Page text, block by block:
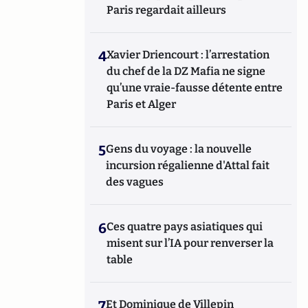
Paris regardait ailleurs
4Xavier Driencourt : l’arrestation
du chef de la DZ Mafia ne signe
qu’une vraie-fausse détente entre
Paris et Alger
5Gens du voyage : la nouvelle
incursion régalienne d'Attal fait
des vagues
6Ces quatre pays asiatiques qui
misent sur l’IA pour renverser la
table
Et Dominique de Villepin